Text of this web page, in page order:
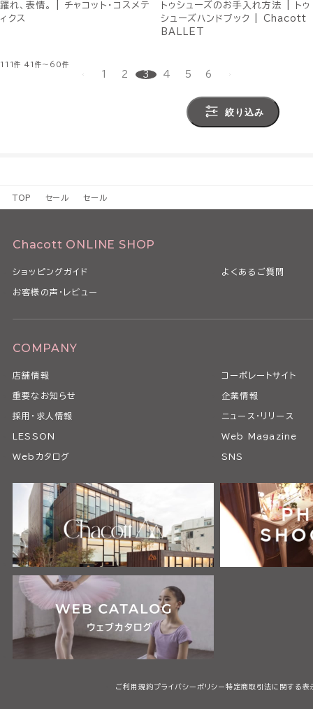
躍れ、表情。 | チャコット・コスメテ
ィクス
トゥシューズのお手入れ方法 | トゥ
シューズハンドブック | Chacott
BALLET
111件 41件～60件
1 2 3 4 5 6
絞り込み
TOP セール セール
Chacott ONLINE SHOP
ショッピングガイド よくあるご質問
お客様の声・レビュー
COMPANY
店舗情報 コーポレートサイト
重要なお知らせ 企業情報
採用・求人情報 ニュース・リリース
LESSON Web Magazine
Webカタログ SNS
ご利用規約プライバシーポリシー特定商取引法に関する表